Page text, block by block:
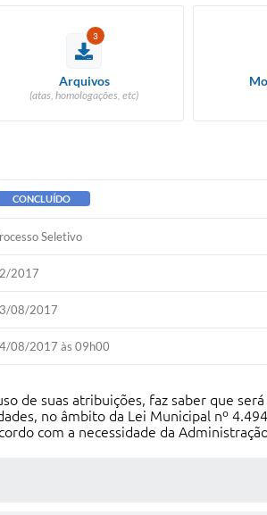
3
Arquivos
(atas, homologações, etc)
CONCLUÍDO
Seletivo
2017
08/2017
08/2017 às 09h00
de suas atribuições, faz saber que
no âmbito da Lei Municipal nº
com a necessidade da